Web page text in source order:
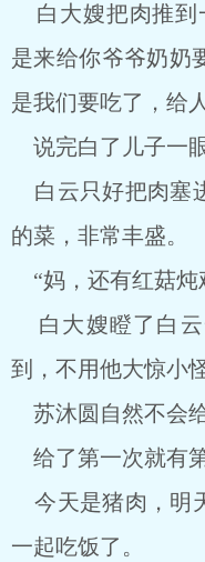
白大嫂把肉推到
是来给你爷爷奶奶
是我们要吃了，给
说完白了儿子一眼
白云只好把肉塞
的菜，非常丰盛。
“妈，还有红菇炖
白大嫂瞪了白云
到，不用他大惊小
苏沐圆自然不会给
给了第一次就有第
今天是猪肉，明
一起吃饭了。